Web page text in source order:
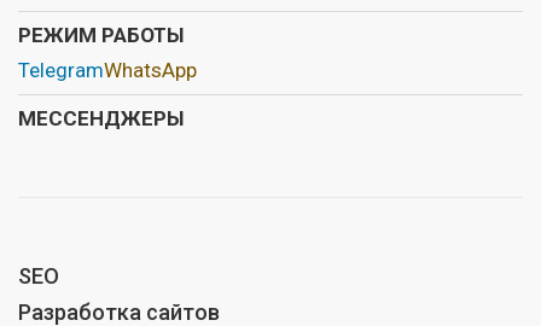
РЕЖИМ РАБОТЫ
TelegramWhatsApp
МЕССЕНДЖЕРЫ
SEO
Разработка сайтов